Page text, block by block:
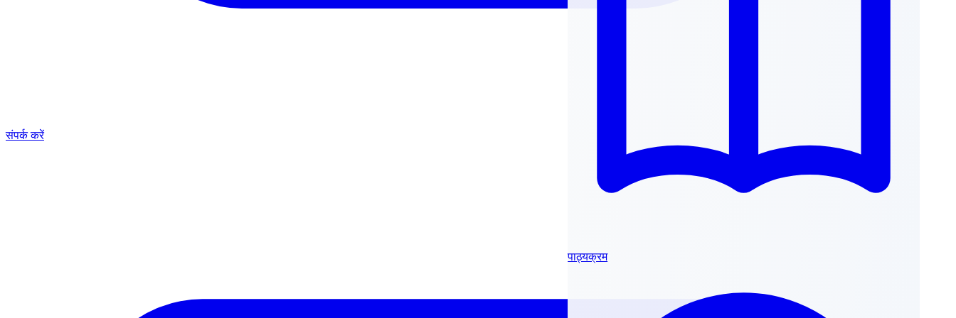
पाठ्यक्रम
संपर्क करें